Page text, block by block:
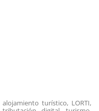
turístico, LORTI,